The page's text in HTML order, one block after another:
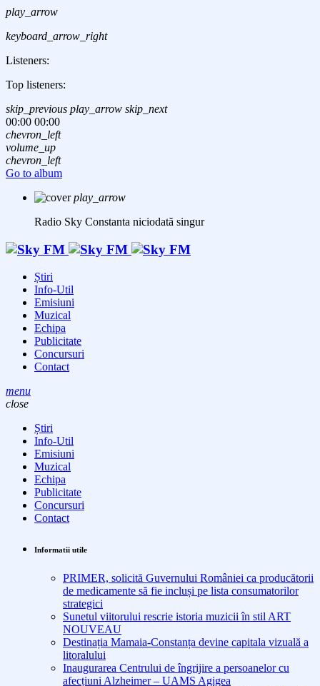
play_arrow
keyboard_arrow_right
Listeners:
Top listeners:
skip_previous play_arrow skip_next
00:00 00:00
chevron_left
volume_up
chevron_left
Go to album
play_arrow
Radio Sky Constanta niciodată singur
Știri
Info-Util
Emisiuni
Muzical
Echipa
Publicitate
Concursuri
Contact
menu
close
Știri
Info-Util
Emisiuni
Muzical
Echipa
Publicitate
Concursuri
Contact
Informatii utile
PRIMER, solicită Guvernului României ca producătorii
de medicamente să fie incluși pe lista consumatorilor
strategici
Sunetul viitorului rescrie istoria muzicii în stil ART
NOUVEAU
Destinația Mamaia-Constanța devine capitala vizuală a
litoralului
Inaugurarea Centrului de îngrijire a persoanelor cu
afecțiuni Alzheimer – UAMS Agigea